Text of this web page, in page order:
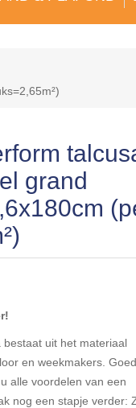
grand
bestaat uit het materiaal
en weekmakers.
alle voordelen van een
nog een stapje verder: